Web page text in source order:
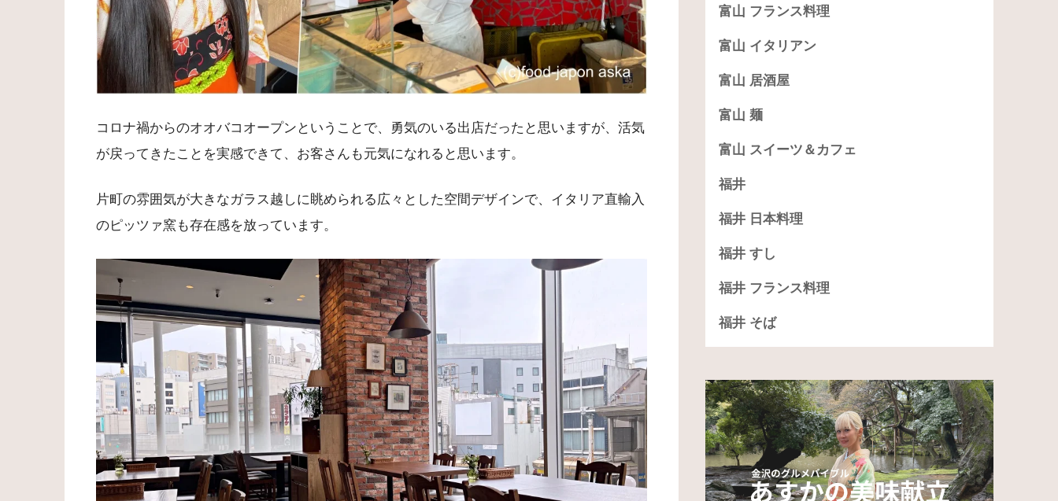
コロナ禍からのオオバコオープンということで、勇気のいる出店だったと思いますが、活気
が戻ってきたことを実感できて、お客さんも元気になれると思います。
片町の雰囲気が大きなガラス越しに眺められる広々とした空間デザインで、イタリア直輸入
のピッツァ窯も存在感を放っています。
富山 フランス料理
富山 イタリアン
富山 居酒屋
富山 麺
富山 スイーツ＆カフェ
福井
福井 日本料理
福井 すし
福井 フランス料理
福井 そば